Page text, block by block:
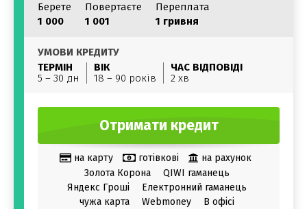
Берете
1 000
Повертаєте
1 001
Переплата
1 гривня
УМОВИ КРЕДИТУ
ТЕРМІН
5 – 30 дн
ВІК
18 – 90 років
ЧАС ВІДПОВІДІ
2 хв
Отримати кредит
на карту готівкові
на рахунок
Золота Корона
QIWI гаманець
Яндекс Гроші
Електронний гаманець
чужа карта
Webmoney
В офісі